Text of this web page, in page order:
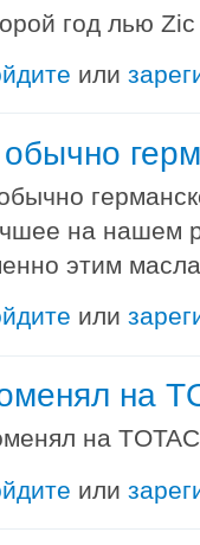
год лью
или
на нашем
этим
или
на
на
или